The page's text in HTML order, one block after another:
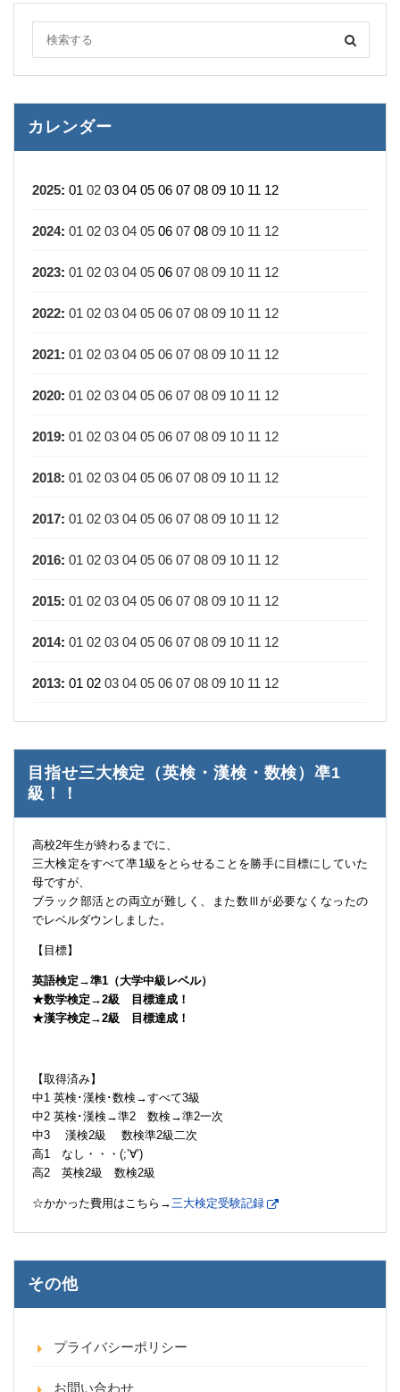
カレンダー
2025: 01 02 03 04 05 06 07 08 09 10 11 12
2024: 01 02 03 04 05 06 07 08 09 10 11 12
2023: 01 02 03 04 05 06 07 08 09 10 11 12
2022: 01 02 03 04 05 06 07 08 09 10 11 12
2021: 01 02 03 04 05 06 07 08 09 10 11 12
2020: 01 02 03 04 05 06 07 08 09 10 11 12
2019: 01 02 03 04 05 06 07 08 09 10 11 12
2018: 01 02 03 04 05 06 07 08 09 10 11 12
2017: 01 02 03 04 05 06 07 08 09 10 11 12
2016: 01 02 03 04 05 06 07 08 09 10 11 12
2015: 01 02 03 04 05 06 07 08 09 10 11 12
2014: 01 02 03 04 05 06 07 08 09 10 11 12
2013: 01 02 03 04 05 06 07 08 09 10 11 12
目指せ三大検定（英検・漢検・数検）凖1
級！！
高校2年生が終わるまでに、
三大検定をすべて凖1級をとらせることを勝手に目標にしていた
母ですが、
ブラック部活との両立が難しく、また数Ⅲが必要なくなったの
でレベルダウンしました。
【目標】
英語検定→準1（大学中級レベル）
★数学検定→2級 目標達成！
★漢字検定→2級 目標達成！
【取得済み】
中1 英検･漢検･数検→すべて3級
中2 英検･漢検→準2 数検→準2一次
中3 漢検2級 数検準2級二次
高1 なし・・・(;’∀’)
高2 英検2級 数検2級
☆かかった費用はこちら→三大検定受験記録
その他
プライバシーポリシー
お問い合わせ